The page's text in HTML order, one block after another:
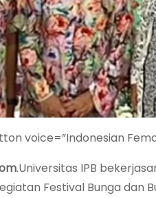
voice=”Indonesian
.Universitas IPB
Festival Bunga dan